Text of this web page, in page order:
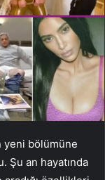
yeni bölümüne
Şu an hayatında